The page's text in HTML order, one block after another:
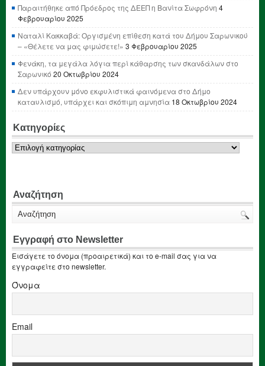
Παραιτήθηκε από Πρόεδρος της ΔΕΕΠ η Βανίτα Σωφρόνη 4
Φεβρουαρίου 2025
Ναταλί Κακκαβά: Οργισμένη επίθεση κατά του Δήμου Σαρωνικού
– «Θέλετε να μας φιμώσετε!» 3 Φεβρουαρίου 2025
Φενάκη, τα μεγάλα λόγια περί κάθαρσης των σκανδάλων στο
Σαρωνικό 20 Οκτωβρίου 2024
Δεν υπάρχουν μόνο εκφυλιστικά φαινόμενα στο Δήμο
καταυλισμό, υπάρχει και σκόπιμη αμνησία 18 Οκτωβρίου 2024
Κατηγορίες
Κατηγορίες
Αναζήτηση
Εγγραφή στο Newsletter
Εισάγετε το όνομα (προαιρετικά) και το e-mail σας για να
εγγραφείτε στο newsletter.
Όνομα
Email